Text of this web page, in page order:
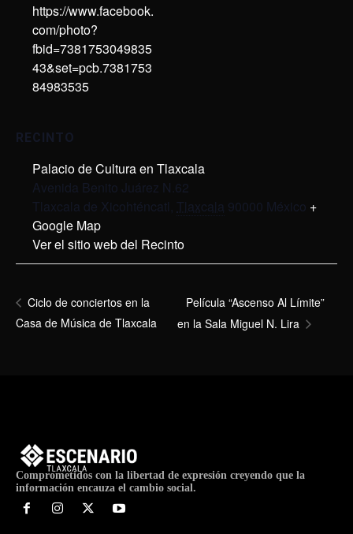
https://www.facebook.
com/photo?
fbid=7381753049835
43&set=pcb.7381753
84983535
RECINTO
Palacio de Cultura en Tlaxcala
Avenida Benito Juárez N.62
Tlaxcala de Xicohténcatl, Tlaxcala 90000 México +
Google Map
Ver el sitio web del Recinto
Ciclo de conciertos en la
Casa de Música de Tlaxcala
Película “Ascenso Al Límite”
en la Sala Miguel N. Lira
Comprometidos con la libertad de expresión creyendo que la
información encauza el cambio social.